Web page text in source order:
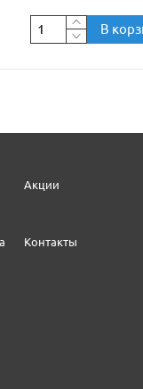
В
Акции
Контакты